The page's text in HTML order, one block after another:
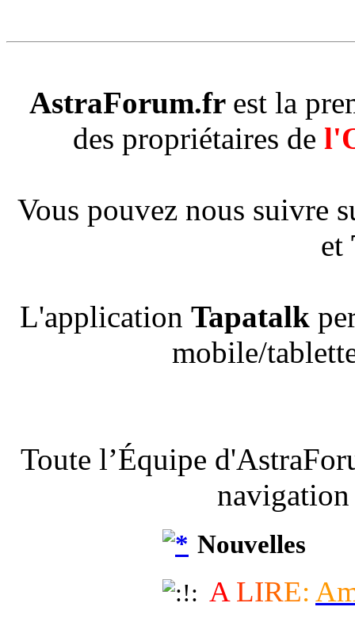
AstraForum.fr est la
des propriétaires de
Vous pouvez nous suivre
et
L'application Tapatalk
mobile/
Toute l’Équipe
Nouvelles
A LIRE: A